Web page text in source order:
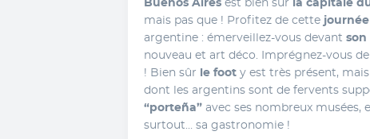
Buenos Aires est bien sûr la capitale
mais pas que ! Profitez de cette
argentine : émerveillez-vous devant son
nouveau et art déco. Imprégnez-vous
! Bien sûr
le foot y est très présent,
dont les argentins sont de fervents
“porteña” avec ses nombreux musées,
surtout… sa gastronomie !